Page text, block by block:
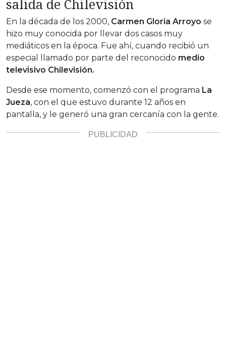
salida de Chilevisión
En la década de los 2000, Carmen Gloria Arroyo se
hizo muy conocida por llevar dos casos muy
mediáticos en la época. Fue ahí, cuando recibió un
especial llamado por parte del reconocido medio
televisivo Chilevisión.
Desde ese momento, comenzó con el programa La
Jueza, con el que estuvo durante 12 años en
pantalla, y le generó una gran cercanía con la gente.